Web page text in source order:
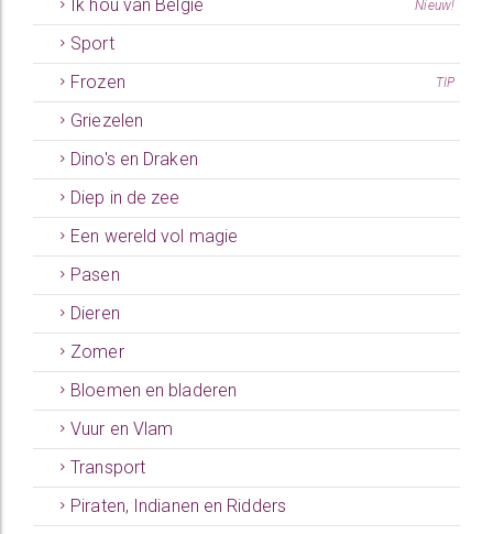
Ik hou van België Nieuw!
Sport
Frozen
TIP
Griezelen
Dino's en Draken
Diep in de zee
Een wereld vol magie
Pasen
Dieren
Zomer
Bloemen en bladeren
Vuur en Vlam
Transport
Piraten, Indianen en Ridders